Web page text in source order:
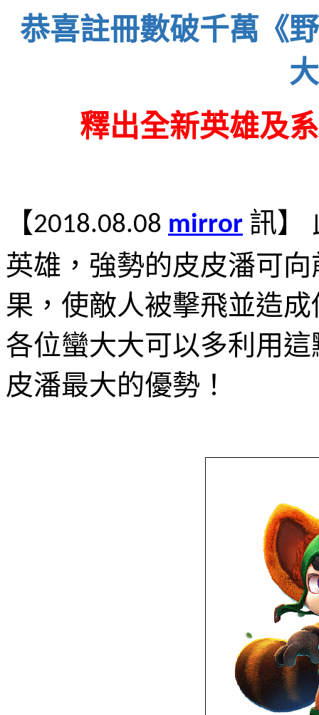
恭喜註冊數破千萬《
釋出全新英雄及
【2018.08.08 mirror 訊】
英雄，強勢的皮皮潘可
果，使敵人被擊飛並造
各位蠻大大可以多利用
皮潘最大的優勢！